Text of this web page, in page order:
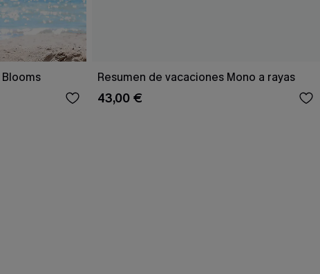
Resumen de vacaciones Mono a rayas
43,00 €